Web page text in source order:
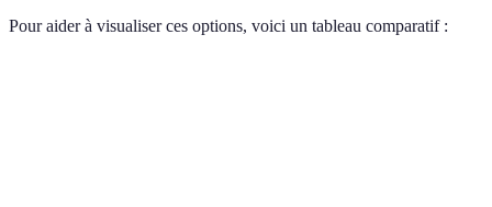
Pour aider à visualiser ces options, voici un tableau comparatif :